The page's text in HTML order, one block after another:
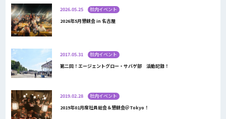
2026.05.25
社内イベント
2026年5月懇親会 in 名古屋
2017.05.31
社内イベント
第二回！エージェントグロー・サバゲ部 活動記録！
2019.02.28
社内イベント
2019年01月度社員総会＆懇親会＠Tokyo！